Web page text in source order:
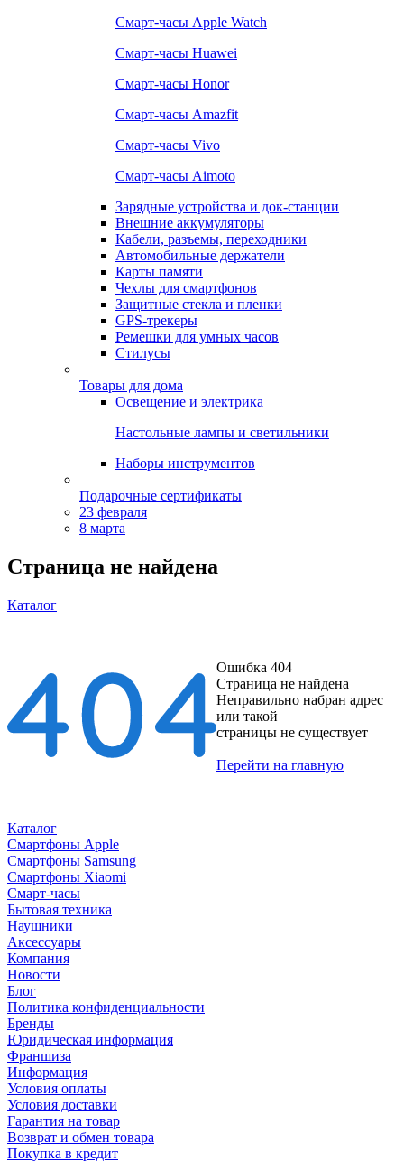
Смарт-часы Apple Watch
Смарт-часы Huawei
Смарт-часы Honor
Смарт-часы Amazfit
Смарт-часы Vivo
Смарт-часы Aimoto
Зарядные устройства и док-станции
Внешние аккумуляторы
Кабели, разъемы, переходники
Автомобильные держатели
Карты памяти
Чехлы для смартфонов
Защитные стекла и пленки
GPS-трекеры
Ремешки для умных часов
Стилусы
Товары для дома
Освещение и электрика
Настольные лампы и светильники
Наборы инструментов
Подарочные сертификаты
23 февраля
8 марта
Страница не найдена
Каталог
Ошибка 404
Страница не найдена
Неправильно набран адрес
или такой
страницы не существует
Перейти на главную
Каталог
Смартфоны Apple
Смартфоны Samsung
Смартфоны Xiaomi
Смарт-часы
Бытовая техника
Наушники
Аксессуары
Компания
Новости
Блог
Политика конфиденциальности
Бренды
Юридическая информация
Франшиза
Информация
Условия оплаты
Условия доставки
Гарантия на товар
Возврат и обмен товара
Покупка в кредит